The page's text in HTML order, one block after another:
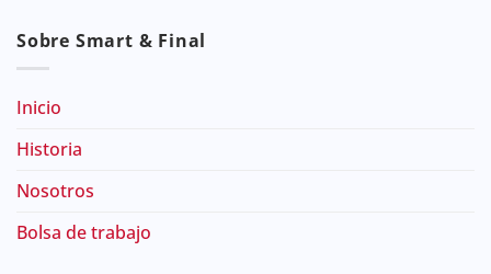
Sobre Smart & Final
Inicio
Historia
Nosotros
Bolsa de trabajo